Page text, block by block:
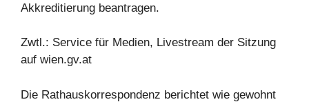
Akkreditierung beantragen.
Zwtl.: Service für Medien, Livestream der Sitzung
auf wien.gv.at
Die Rathauskorrespondenz berichtet wie gewohnt